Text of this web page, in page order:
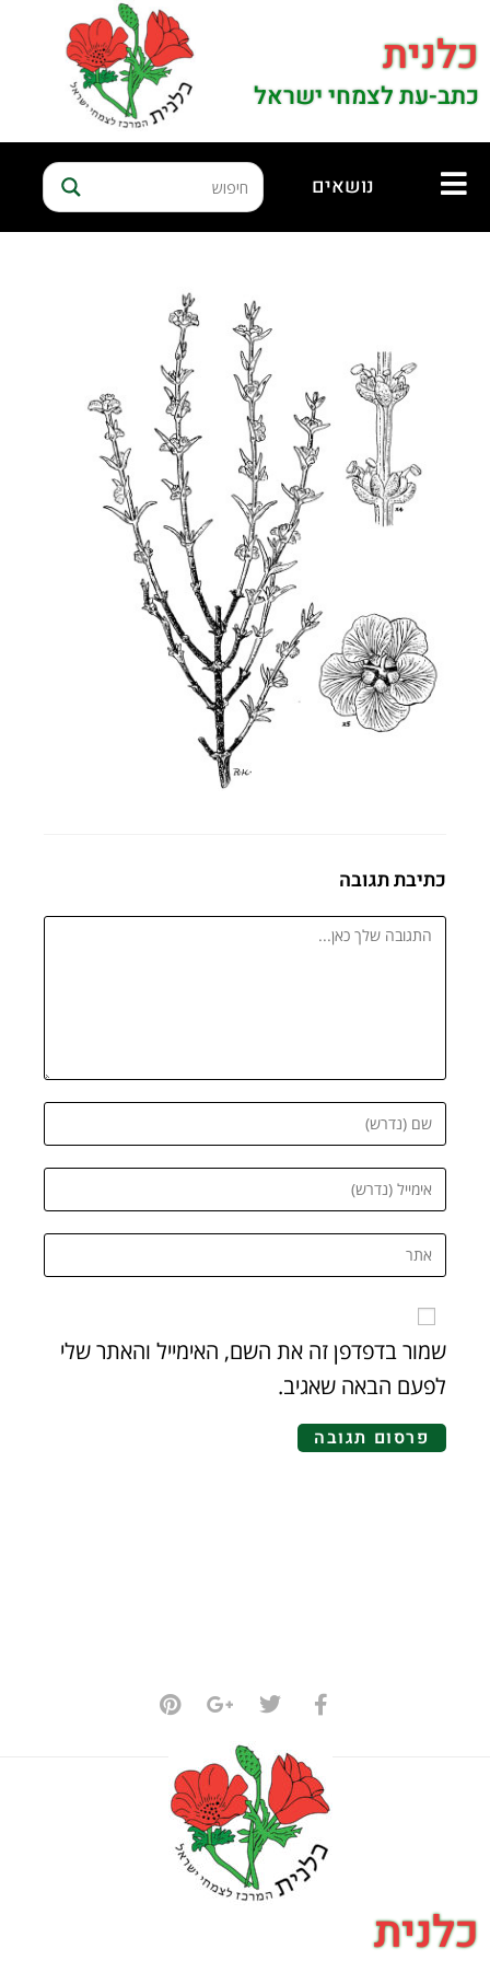
כלנית
כתב-עת לצמחי ישראל
נושאים
כתיבת תגובה
שמור בדפדפן זה את השם, האימייל והאתר שלי
לפעם הבאה שאגיב.
כלנית